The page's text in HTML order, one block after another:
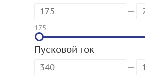
175
Пусковой ток